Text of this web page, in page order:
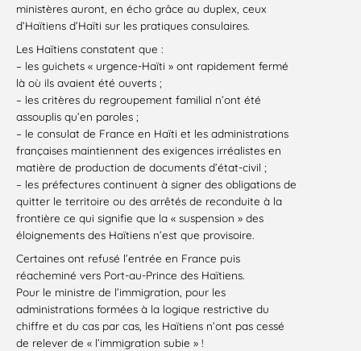
ministères auront, en écho grâce au duplex, ceux
d’Haïtiens d’Haïti sur les pratiques consulaires.
Les Haïtiens constatent que :
– les guichets « urgence-Haïti » ont rapidement fermé
là où ils avaient été ouverts ;
– les critères du regroupement familial n’ont été
assouplis qu’en paroles ;
– le consulat de France en Haïti et les administrations
françaises maintiennent des exigences irréalistes en
matière de production de documents d’état-civil ;
– les préfectures continuent à signer des obligations de
quitter le territoire ou des arrêtés de reconduite à la
frontière ce qui signifie que la « suspension » des
éloignements des Haïtiens n’est que provisoire.
Certaines ont refusé l’entrée en France puis
réacheminé vers Port-au-Prince des Haïtiens.
Pour le ministre de l’immigration, pour les
administrations formées à la logique restrictive du
chiffre et du cas par cas, les Haïtiens n’ont pas cessé
de relever de « l’immigration subie » !